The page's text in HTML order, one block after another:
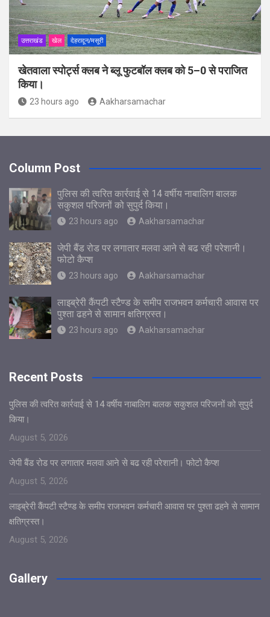
उत्तराखंड खेल देहरादून/मसूरी
खेतवाला स्पोर्ट्स क्लब ने ब्लू फुटबॉल क्लब को 5–0 से पराजित
किया।
23 hours ago Aakharsamachar
Column Post
पुलिस की त्वरित कार्रवाई से 14 वर्षीय नाबालिग बालक
सकुशल परिजनों को सुपुर्द किया।
23 hours ago Aakharsamachar
जेपी बैंड रोड पर लगातार मलवा आने से बढ रही परेशानी।
फोटो कैप्श
23 hours ago Aakharsamachar
लाइब्रेरी कैंपटी स्टैण्ड के समीप राजभवन कर्मचारी आवास पर
पुश्ता ढहने से सामान क्षतिग्रस्त।
23 hours ago Aakharsamachar
Recent Posts
पुलिस की त्वरित कार्रवाई से 14 वर्षीय नाबालिग बालक सकुशल परिजनों को सुपुर्द
किया।
August 5, 2026
जेपी बैंड रोड पर लगातार मलवा आने से बढ रही परेशानी। फोटो कैप्श
August 5, 2026
लाइब्रेरी कैंपटी स्टैण्ड के समीप राजभवन कर्मचारी आवास पर पुश्ता ढहने से सामान
क्षतिग्रस्त।
August 5, 2026
Gallery